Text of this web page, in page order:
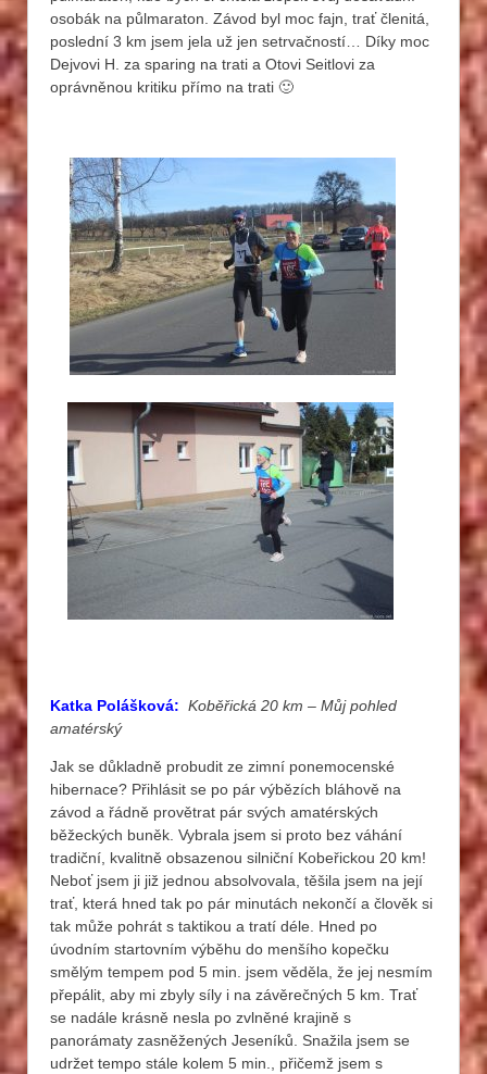
osobák na půlmaraton. Závod byl moc fajn, trať členitá,
poslední 3 km jsem jela už jen setrvačností… Díky moc
Dejvovi H. za sparing na trati a Otovi Seitlovi za
oprávněnou kritiku přímo na trati 🙂
Katka Polášková: Koběřická 20 km – Můj pohled
amatérský
Jak se důkladně probudit ze zimní ponemocenské
hibernace? Přihlásit se po pár výbězích bláhově na
závod a řádně provětrat pár svých amatérských
běžeckých buněk. Vybrala jsem si proto bez váhání
tradiční, kvalitně obsazenou silniční Kobeřickou 20 km!
Neboť jsem ji již jednou absolvovala, těšila jsem na její
trať, která hned tak po pár minutách nekončí a člověk si
tak může pohrát s taktikou a tratí déle. Hned po
úvodním startovním výběhu do menšího kopečku
smělým tempem pod 5 min. jsem věděla, že jej nesmím
přepálit, aby mi zbyly síly i na závěrečných 5 km. Trať
se nadále krásně nesla po zvlněné krajině s
panorámaty zasněžených Jeseníků. Snažila jsem se
udržet tempo stále kolem 5 min., přičemž jsem s